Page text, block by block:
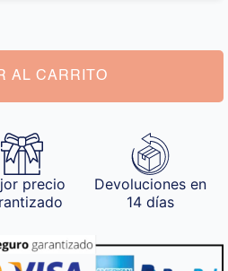
AL CARRITO
precio
Devoluciones en
14 días